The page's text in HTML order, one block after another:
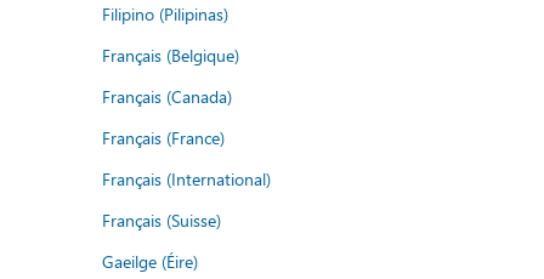
Filipino (Pilipinas)
Français (Belgique)
Français (Canada)
Français (France)
Français (International)
Français (Suisse)
Gaeilge (Éire)